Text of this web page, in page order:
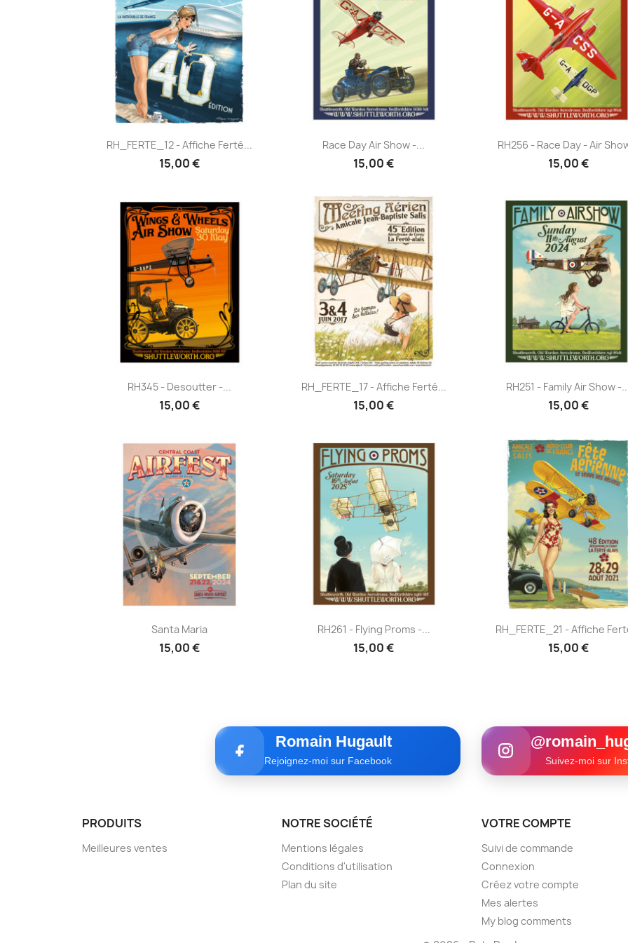
Aperçu rapide
RH_FERTE_12 - Affiche Ferté...
15,00 €
Aperçu rapide
Race Day Air Show -...
15,00 €
Aperçu rapide
RH256 - Race Day - Air
15,00 €
Aperçu rapide
RH345 - Desoutter -...
15,00 €
Aperçu rapide
RH_FERTE_17 - Affiche Ferté...
15,00 €
 Aperçu rapide
RH251 - Family Air Show -
15,00 €
Aperçu rapide
Santa Maria
15,00 €
Aperçu rapide
RH261 - Flying Proms -...
15,00 €
Aperçu rapide
RH_FERTE_21 - Affiche
15,00 €
Romain Hugault
Rejoignez-moi sur Facebook Suivez-moi sur
PRODUITS
Meilleures ventes
NOTRE SOCIÉTÉ
Mentions légales
Conditions d'utilisation
Plan du site
VOTRE COMPTE
Suivi de commande
Connexion
Créez votre compte
Mes alertes
My blog comments